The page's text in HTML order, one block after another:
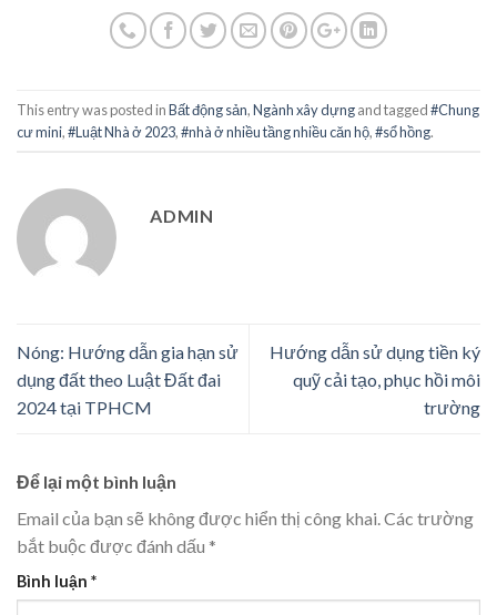
This entry was posted inBất động sản,Ngành xây dựngand tagged#Chung
cư mini,#Luật Nhà ở 2023,#nhà ở nhiều tầng nhiều căn hộ,#sổ hồng.
ADMIN
Nóng: Hướng dẫn gia hạn sử
dụng đất theo Luật Đất đai
2024 tại TPHCM
Hướng dẫn sử dụng tiền ký
quỹ cải tạo, phục hồi môi
trường
Để lại một bình luận
Email của bạn sẽ không được hiển thị công khai. Các trường
bắt buộc được đánh dấu *
Bình luận *